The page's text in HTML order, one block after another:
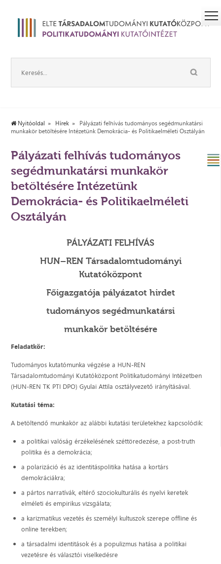
Nyitóoldal Hírek
Pályázati felhívás tudományos segédmunkatársi
munkakör betöltésére Intézetünk Demokrácia- és Politikaelméleti Osztályán
Pályázati felhívás tudományos
segédmunkatársi munkakör
betöltésére Intézetünk
Demokrácia- és Politikaelméleti
Osztályán
PÁLYÁZATI FELHÍVÁS
HUN–REN Társadalomtudományi
Kutatóközpont
Főigazgatója pályázatot hirdet
tudományos segédmunkatársi
munkakör betöltésére
Feladatkör:
Tudományos kutatómunka végzése a HUN-REN
Társadalomtudományi Kutatóközpont Politikatudományi Intézetben
(HUN-REN TK PTI DPO) Gyulai Attila osztályvezető irányításával.
Kutatási téma:
A betöltendő munkakör az alábbi kutatási területekhez kapcsolódik:
a politikai valóság érzékelésének széttöredezése, a post-truth
politika és a demokrácia;
a polarizáció és az identitáspolitika hatása a kortárs
demokráciákra;
a pártos narratívák, eltérő szociokulturális és nyelvi keretek
elméleti és empirikus vizsgálata;
a karizmatikus vezetés és személyi kultuszok szerepe offline és
online terekben;
a társadalmi identitások és a populizmus hatása a politikai
vezetésre és választói viselkedésre